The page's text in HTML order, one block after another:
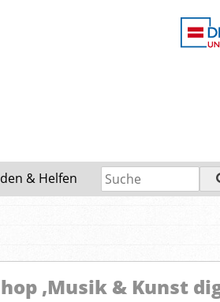
& Helfen
‚Musik & Kunst